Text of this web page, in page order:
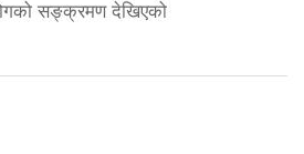
सङ्क्रमण देखिएको